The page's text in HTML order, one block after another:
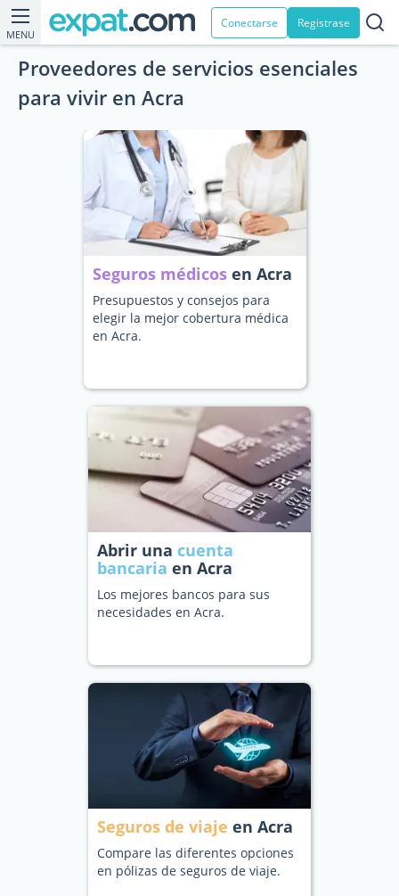
MENU
Conectarse Registrase
Proveedores de servicios esenciales
para vivir en Acra
Seguros médicos en Acra
Presupuestos y consejos para
elegir la mejor cobertura médica
en Acra.
Abrir una cuenta
bancaria en Acra
Los mejores bancos para sus
necesidades en Acra.
Seguros de viaje en Acra
Compare las diferentes opciones
en pólizas de seguros de viaje.